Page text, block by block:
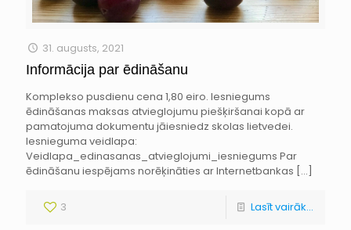
31. augusts, 2021
Informācija par ēdināšanu
Komplekso pusdienu cena 1,80 eiro. Iesniegums
ēdināšanas maksas atvieglojumu piešķiršanai kopā ar
pamatojuma dokumentu jāiesniedz skolas lietvedei.
Iesnieguma veidlapa:
Veidlapa_edinasanas_atvieglojumi_iesniegums Par
ēdināšanu iespējams norēķināties ar Internetbankas […]
3 Lasīt vairāk...